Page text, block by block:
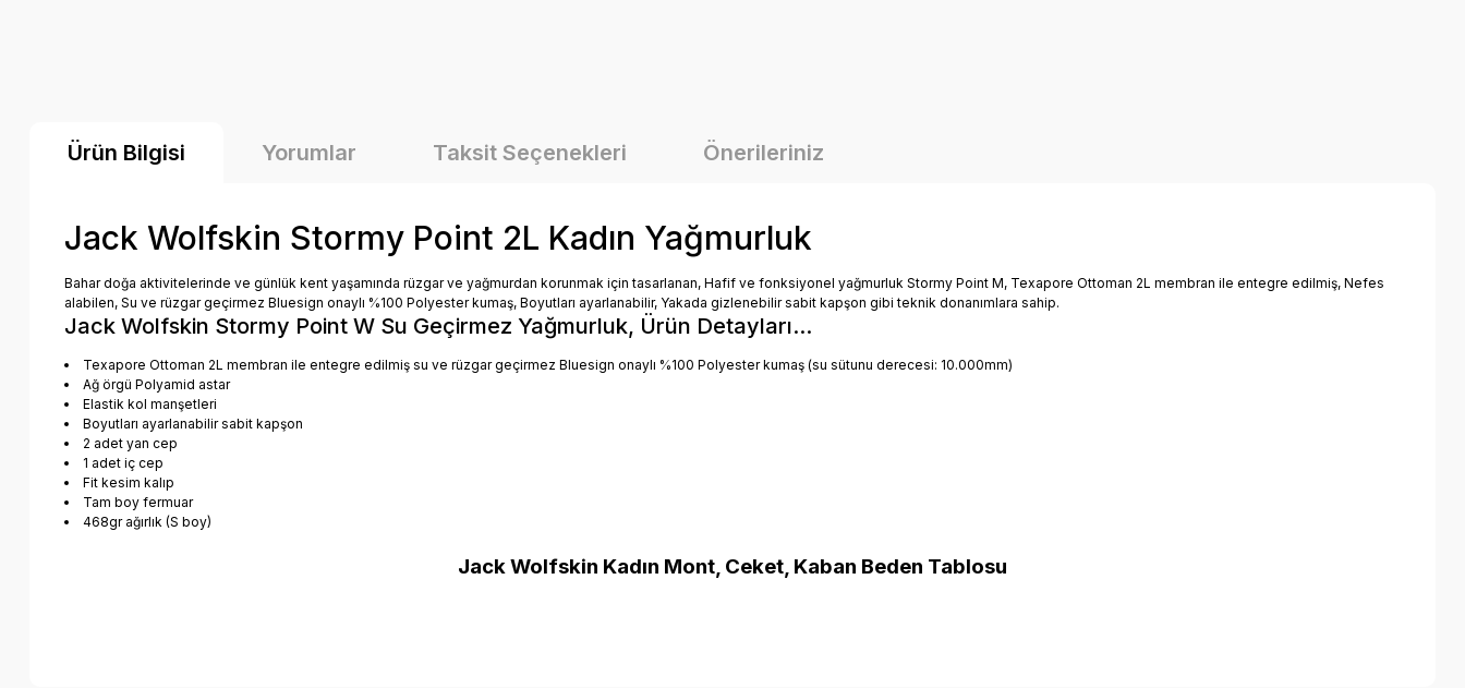
Ürün Bilgisi Yorumlar Taksit Seçenekleri Önerileriniz
Jack Wolfskin Stormy Point 2L Kadın Yağmurluk
Bahar doğa aktivitelerinde ve günlük kent yaşamında rüzgar ve yağmurdan korunmak için tasarlanan, Hafif ve fonksiyonel yağmurluk Stormy Point M, Texapore Ottoman 2L membran ile entegre edilmiş, Nefes
alabilen, Su ve rüzgar geçirmez Bluesign onaylı %100 Polyester kumaş, Boyutları ayarlanabilir, Yakada gizlenebilir sabit kapşon gibi teknik donanımlara sahip.
Jack Wolfskin Stormy Point W Su Geçirmez Yağmurluk, Ürün Detayları...
Texapore Ottoman 2L membran ile entegre edilmiş su ve rüzgar geçirmez Bluesign onaylı %100 Polyester kumaş (su sütunu derecesi: 10.000mm)
Ağ örgü Polyamid astar
Elastik kol manşetleri
Boyutları ayarlanabilir sabit kapşon
2 adet yan cep
1 adet iç cep
Fit kesim kalıp
Tam boy fermuar
468gr ağırlık (S boy)
Jack Wolfskin Kadın Mont, Ceket, Kaban Beden Tablosu